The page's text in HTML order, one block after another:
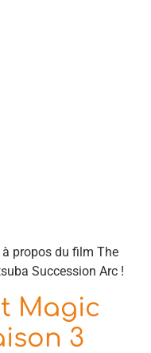
propos du film The
Succession Arc !
Magic
3